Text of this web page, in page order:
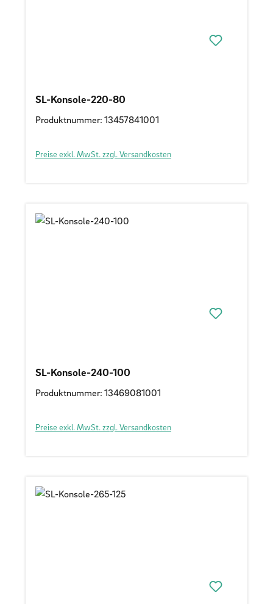
SL-Konsole-220-80
Produktnummer: 13457841001
Preise exkl. MwSt. zzgl. Versandkosten
SL-Konsole-240-100
Produktnummer: 13469081001
Preise exkl. MwSt. zzgl. Versandkosten